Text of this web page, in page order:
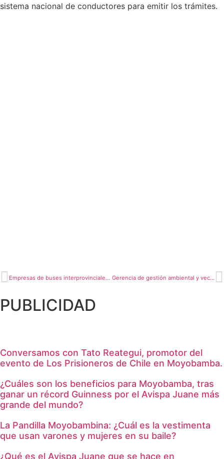
sistema nacional de conductores para emitir los trámites.
Empresas de buses interprovinciales solicitan exoneración de pagos a MPM Gerencia de gestión ambiental y vecinos desarrollan jornada
PUBLICIDAD
Conversamos con Tato Reategui, promotor del
evento de Los Prisioneros de Chile en Moyobamba.
¿Cuáles son los beneficios para Moyobamba, tras
ganar un récord Guinness por el Avispa Juane más
grande del mundo?
La Pandilla Moyobambina: ¿Cuál es la vestimenta
que usan varones y mujeres en su baile?
¿Qué es el Avispa Juane que se hace en